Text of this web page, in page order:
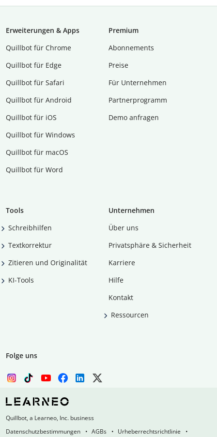
Erweiterungen & Apps
Quillbot für Chrome
Quillbot für Edge
Quillbot für Safari
Quillbot für Android
Quillbot für iOS
Quillbot für Windows
Quillbot für macOS
Quillbot für Word
Premium
Abon­ne­ments
Preise
Für Unternehmen
Partnerprogramm
Demo anfragen
Tools
Schreibhilfen
Textkorrektur
Zitieren und Originalität
KI-Tools
Unternehmen
Über uns
Privatsphäre & Sicherheit
Karriere
Hilfe
Kontakt
Ressourcen
Folge uns
Quillbot, a Learneo, Inc. business
Datenschutzbestimmungen
AGBs Urheberrechtsrichtlinie